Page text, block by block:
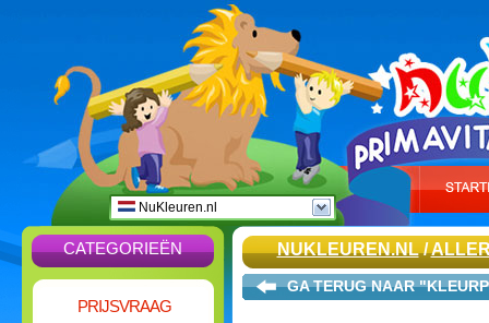
NuKleuren.nl
CATEGORIEËN
PRIJSVRAAG
NUKLEUREN.NL/
GA TERUG NAAR